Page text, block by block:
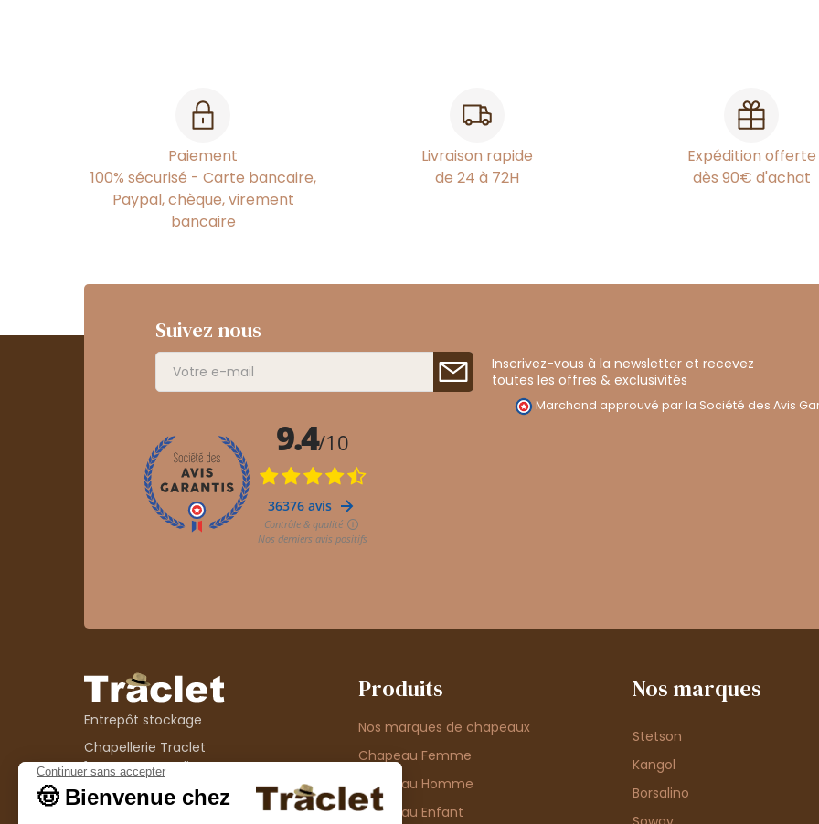
Paiement
100% sécurisé - Carte bancaire,
Paypal, chèque, virement
bancaire
Livraison rapide
de 24 à 72H
Expédition offerte
dès 90€ d'achat
Suivez nous
Inscrivez-vous à la newsletter et recevez
toutes les offres & exclusivités
Marchand approuvé par la Société des Avis
Entrepôt stockage
Chapellerie Traclet
14 Impasse Bardin
42300 Roanne
contact@chapellerie-traclet.com
Produits
Nos marques de chapeaux
Chapeau Femme
Chapeau Homme
Chapeau Enfant
Nos marques
Stetson
Kangol
Borsalino